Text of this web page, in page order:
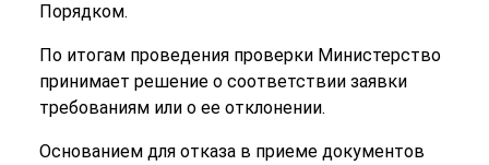
Порядком.
По итогам проведения проверки Министерство
принимает решение о соответствии заявки
требованиям или о ее отклонении.
Основанием для отказа в приеме документов